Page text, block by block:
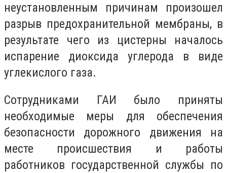
неустановленным причинам произошел
разрыв предохранительной мембраны, в
результате чего из цистерны началось
испарение диоксида углерода в виде
углекислого газа.
Сотрудниками ГАИ было приняты
необходимые меры для обеспечения
безопасности дорожного движения на
месте происшествия и работы
работников государственной службы по